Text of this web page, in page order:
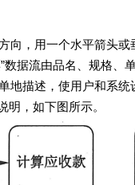
用一个水平箭头或
数据流由品名、规格、
描述，使用户和系统
，如下图所示。